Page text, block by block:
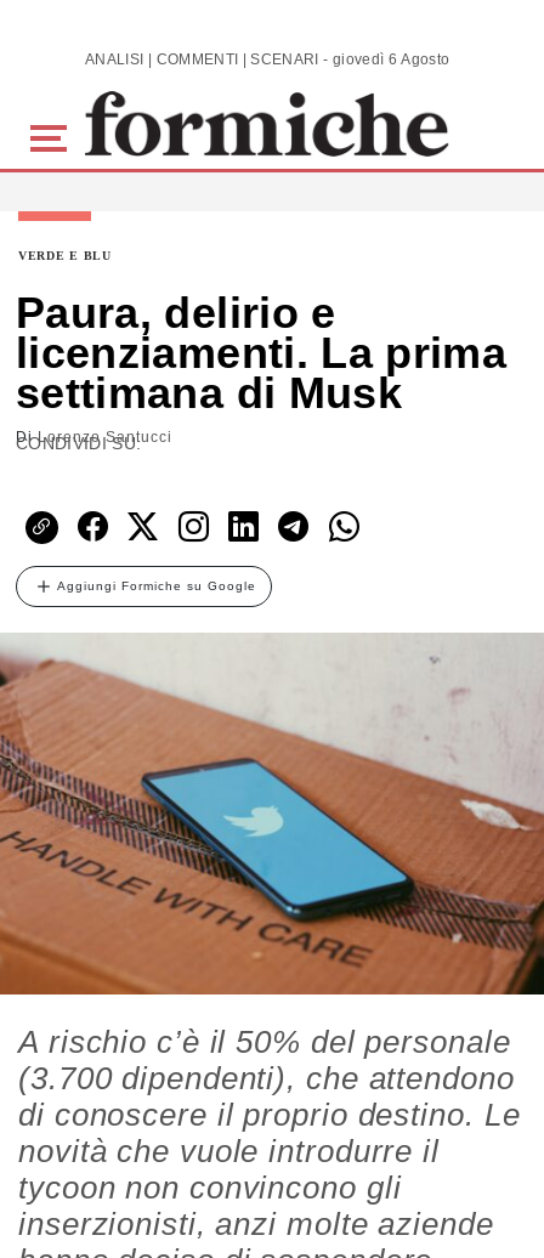
Skip to main content ANALISI | COMMENTI | SCENARI - giovedì 6 Agosto 2026
VERDE E BLU
Paura, delirio e
licenziamenti. La prima
settimana di Musk
DiLorenzo Santucci
CONDIVIDI SU:
Aggiungi Formiche su Google
A rischio c’è il 50% del personale
(3.700 dipendenti), che attendono
di conoscere il proprio destino. Le
novità che vuole introdurre il
tycoon non convincono gli
inserzionisti, anzi molte aziende